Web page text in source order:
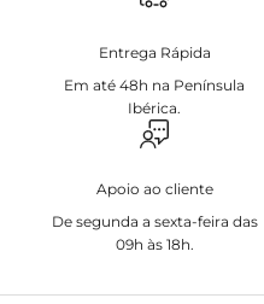
Entrega Rápida
Em até 48h na Península
Ibérica.
Apoio ao cliente
De segunda a sexta-feira das
09h às 18h.